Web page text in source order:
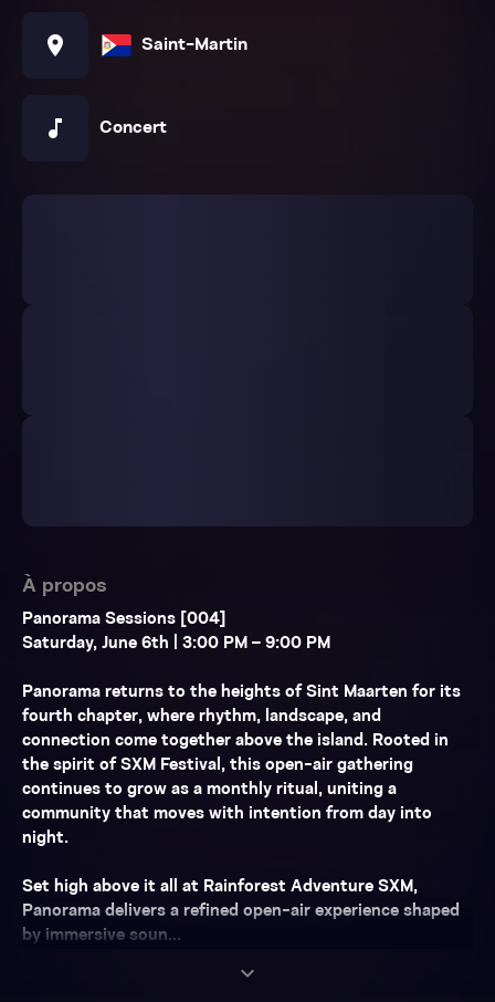
location_on Saint-Martin
music_note Concert
À propos
Panorama Sessions [004]
Saturday, June 6th | 3:00 PM – 9:00 PM
Panorama returns to the heights of Sint Maarten for its
fourth chapter, where rhythm, landscape, and
connection come together above the island. Rooted in
the spirit of SXM Festival, this open-air gathering
continues to grow as a monthly ritual, uniting a
community that moves with intention from day into
night.
Set high above it all at Rainforest Adventure SXM,
Panorama delivers a refined open-air experience shaped
by immersive soun...
expand_more